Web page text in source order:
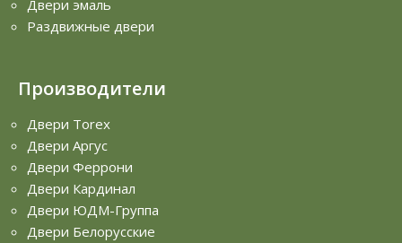
Двери эмаль
Раздвижные двери
Производители
Двери Torex
Двери Аргус
Двери Феррони
Двери Кардинал
Двери ЮДМ-Группа
Двери Белорусские